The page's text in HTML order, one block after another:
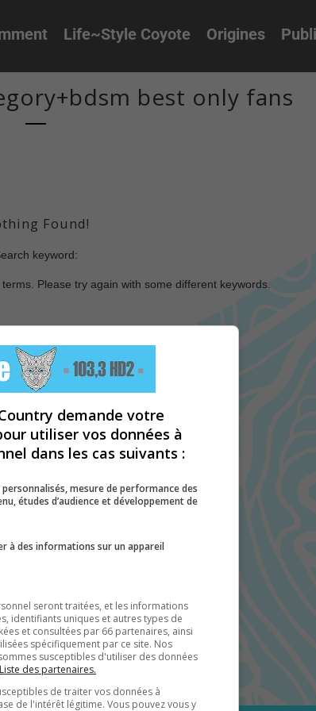
Life~Style Coyote Origines
best only fans
Found!
keyword:
Please try again with some different keywords.
demande votre
utiliser vos données à
dans les cas suivants :
mesure de performance des
études d’audience et développement de
à des informations sur un appareil
seront traitées, et les informations
identifiants uniques et autres types de
et consultées par 66 partenaires, ainsi
spécifiquement par ce site. Nos
susceptibles d'utiliser des données
Liste des partenaires.
de traiter vos données à
de l'intérêt légitime. Vous pouvez vous y